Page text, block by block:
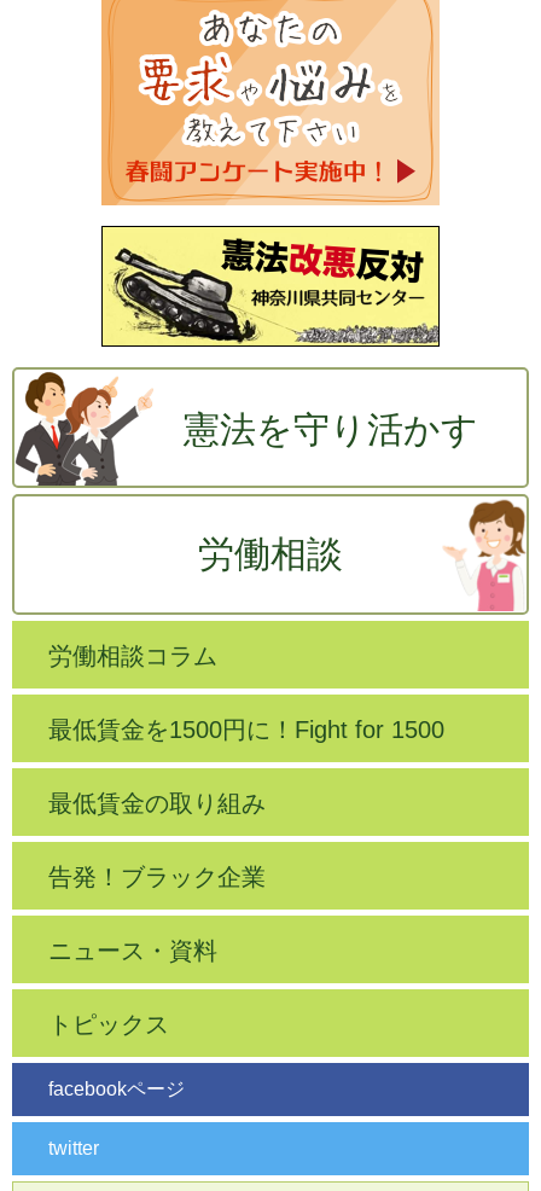
憲法を守り活かす
労働相談
労働相談コラム
最低賃金を1500円に！Fight for 1500
最低賃金の取り組み
告発！ブラック企業
ニュース・資料
トピックス
facebookページ
twitter